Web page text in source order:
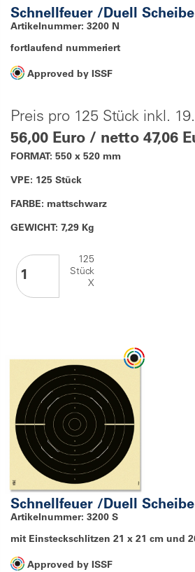
Schnellfeuer /Duell
Artikelnummer: 3200 N
fortlaufend nummeriert
Approved by ISSF
Preis pro 125 Stück inkl.
56,00 Euro / netto 47,06
FORMAT: 550 x 520 mm
VPE: 125 Stück
FARBE: mattschwarz
GEWICHT: 7,29 Kg
125
Stück
X
Schnellfeuer /Duell
Artikelnummer: 3200 S
mit Einsteckschlitzen 21 x 21 cm und
Approved by ISSF